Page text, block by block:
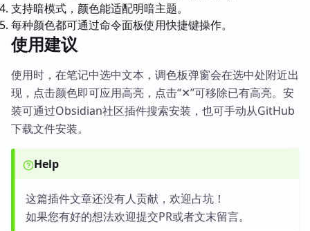
支持暗模式，颜色能适配明暗主题。
每种颜色都可通过命令面板使用快捷键操作。
使用建议
使用时，在笔记中选中文本，调色板弹窗会在选中处附近出
现，点击颜色即可应用高亮，点击“✕”可移除已有高亮。安
装可通过Obsidian社区插件搜索安装，也可手动从GitHub
下载文件安装。
Help
这篇插件文章还没有人贡献，欢迎占坑！
如果您有好的想法欢迎提交PR或者文末留言。